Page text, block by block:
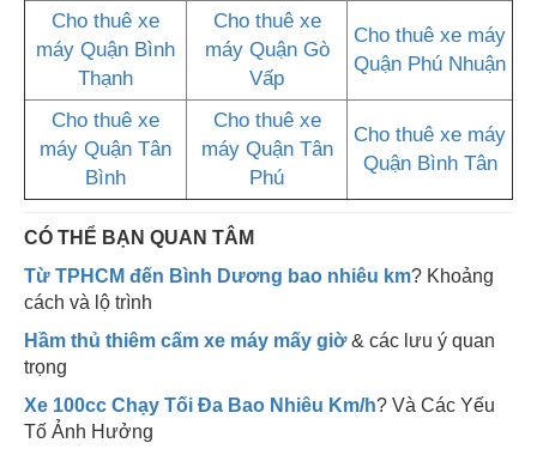
Cho thuê xe
máy Quận Bình
Thạnh
Cho thuê xe
máy Quận Gò
Vấp
Cho thuê xe máy
Quận Phú Nhuận
Cho thuê xe
máy Quận Tân
Bình
Cho thuê xe
máy Quận Tân
Phú
Cho thuê xe máy
Quận Bình Tân
CÓ THỂ BẠN QUAN TÂM
Từ TPHCM đến Bình Dương bao nhiêu km? Khoảng
cách và lộ trình
Hầm thủ thiêm cấm xe máy mấy giờ& các lưu ý quan
trọng
Xe 100cc Chạy Tối Đa Bao Nhiêu Km/h? Và Các Yếu
Tố Ảnh Hưởng